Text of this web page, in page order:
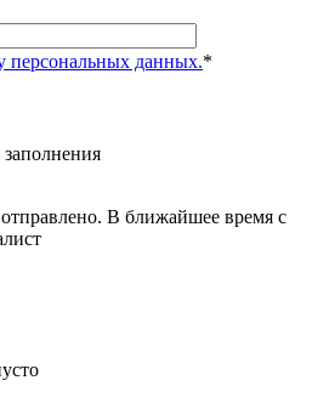
персональных данных.*
В ближайшее время с